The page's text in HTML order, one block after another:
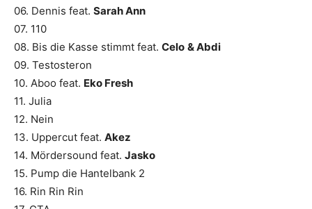
06. Dennis feat. Sarah Ann
07. 110
08. Bis die Kasse stimmt feat. Celo & Abdi
09. Testosteron
10. Aboo feat. Eko Fresh
11. Julia
12. Nein
13. Uppercut feat. Akez
14. Mördersound feat. Jasko
15. Pump die Hantelbank 2
16. Rin Rin Rin